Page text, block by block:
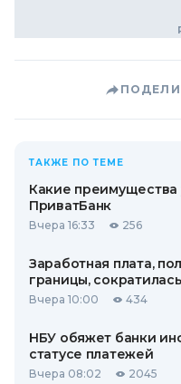
ТАКЖЕ ПО ТЕМЕ
Какие преимущества
ПриватБанк
Вчера 16:33 256
Заработная плата,
границы,
Вчера 10:00 434
НБУ обяжет банки
статусе платежей
Вчера 08:02 2045